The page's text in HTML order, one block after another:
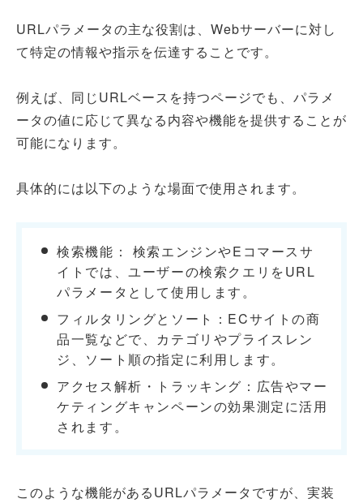
URLパラメータの主な役割は、Webサーバーに対し
て特定の情報や指示を伝達することです。
例えば、同じURLベースを持つページでも、パラメ
ータの値に応じて異なる内容や機能を提供することが
可能になります。
具体的には以下のような場面で使用されます。
検索機能： 検索エンジンやEコマースサ
イトでは、ユーザーの検索クエリをURL
パラメータとして使用します。
フィルタリングとソート：ECサイトの商
品一覧などで、カテゴリやプライスレン
ジ、ソート順の指定に利用します。
アクセス解析・トラッキング：広告やマー
ケティングキャンペーンの効果測定に活用
されます。
このような機能があるURLパラメータですが、実装